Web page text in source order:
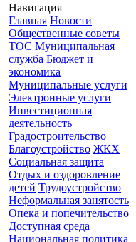
Навигация
Главная Новости
Общественные советы
ТОС Муниципальная
служба Бюджет и
экономика
Муниципальные услуги
Электронные услуги
Инвестиционная
деятельность
Градостроительство
Благоустройство ЖКХ
Социальная защита
Отдых и оздоровление
детей Трудоустройство
Неформальная занятость
Опека и попечительство
Доступная среда
Национальная политика